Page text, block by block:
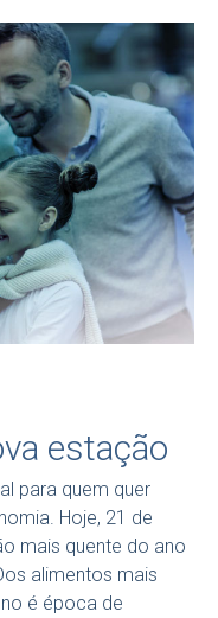
estação
para quem quer
Hoje, 21 de
mais quente do ano
alimentos mais
é época de